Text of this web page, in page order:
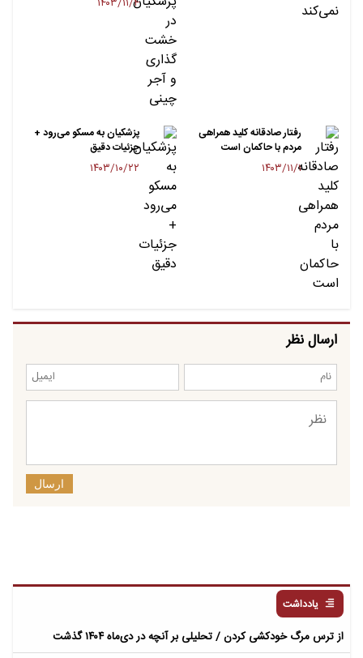
رفتار صادقانه کلید همراهی
مردم با حاکمان است
۱۴۰۳/۱۱/۱
پزشکیان به مسکو می‌رود +
جزئیات دقیق
۱۴۰۳/۱۰/۲۲
ارسال نظر
ارسال
یادداشت
از ترس مرگ خودکشی کردن / تحلیلی بر آنچه در دی‌ماه ۱۴۰۴ گذشت